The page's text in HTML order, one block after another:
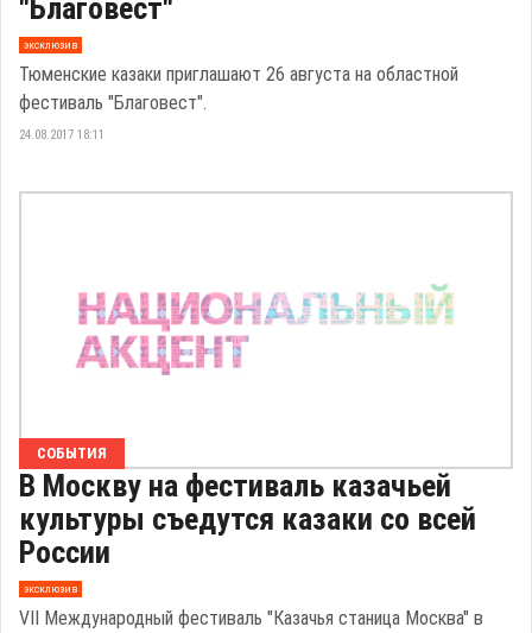
"Благовест"
эксклюзив
Тюменские казаки приглашают 26 августа на областной
фестиваль "Благовест".
24.08.2017 18:11
СОБЫТИЯ
В Москву на фестиваль казачьей
культуры съедутся казаки со всей
России
эксклюзив
VII Международный фестиваль "Казачья станица Москва" в